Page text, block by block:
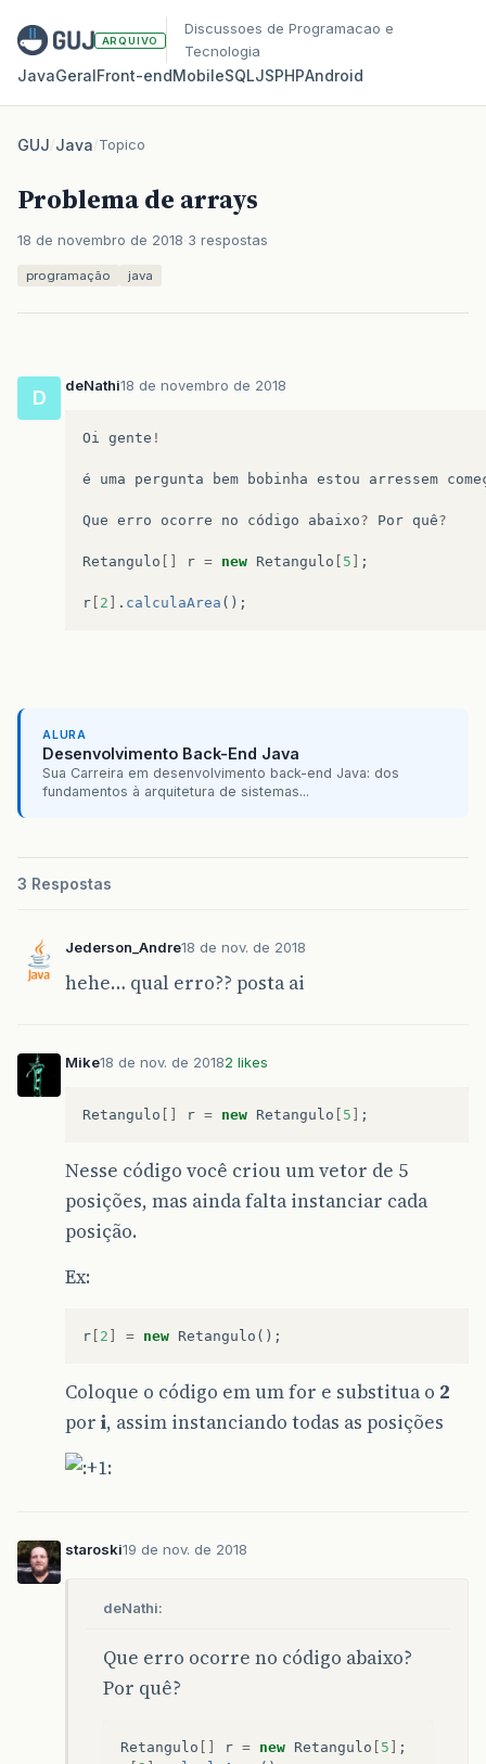
ARQUIVO
Discussoes de Programacao e
Tecnologia
JavaGeralFront‑endMobileSQLJSPHPAndroid
GUJ/Java/Topico
Problema de arrays
18 de novembro de 2018 3 respostas
programação java
D
deNathi18 de novembro de 2018
Oi gente !
é uma pergunta bem bobinha estou arressem
Que erro ocorre no código abaixo? Por quê?
Retangulo r = new Retangulo 5 ;
r 2 . calculaArea ();
ALURA
Desenvolvimento Back-End Java
Sua Carreira em desenvolvimento back-end Java: dos
fundamentos à arquitetura de sistemas...
3 Respostas
Jederson_Andre18 de nov. de 2018
hehe… qual erro?? posta ai
Mike18 de nov. de 20182 likes
Retangulo r = new Retangulo 5 ;
Nesse código você criou um vetor de 5
posições, mas ainda falta instanciar cada
posição.
Ex:
r 2 = new Retangulo ();
Coloque o código em um for e substitua o 2
por i, assim instanciando todas as posições
staroski19 de nov. de 2018
deNathi:
Que erro ocorre no código abaixo?
Por quê?
Retangulo r = new Retangulo 5
;